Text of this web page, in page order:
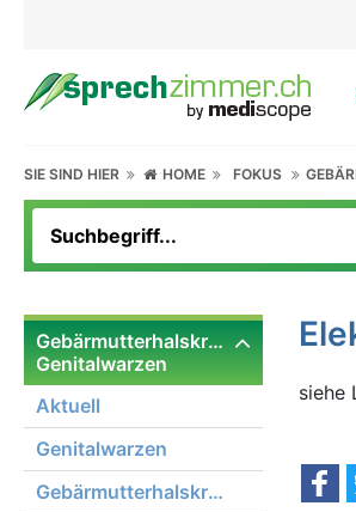
SIE SIND HIER HOME FOKUS
Gebärmutterhalskrebs/
Genitalwarzen
Aktuell
Genitalwarzen
Gebärmutterhalskrebs
siehe